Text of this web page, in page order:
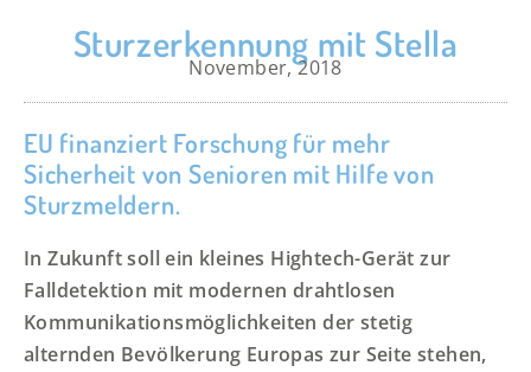
Sturzerkennung mit Stella
November, 2018
EU finanziert Forschung für mehr
Sicherheit von Senioren mit Hilfe von
Sturzmeldern.
In Zukunft soll ein kleines Hightech-Gerät zur
Falldetektion mit modernen drahtlosen
Kommunikationsmöglichkeiten der stetig
alternden Bevölkerung Europas zur Seite stehen,